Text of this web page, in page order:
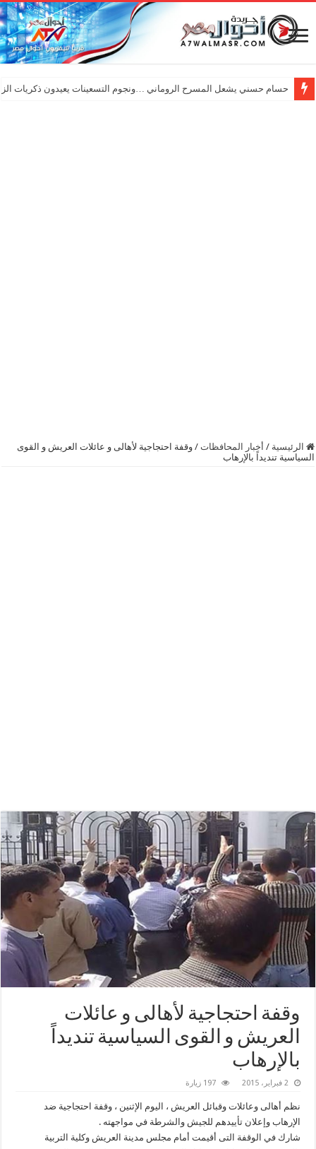
حسام حسني يشعل المسرح الروماني …ونجوم التسعينات يعيدون ذكريات
الرئيسية / أخبار المحافظات / وقفة احتجاجية لأهالى و عائلات العريش و القوى
السياسية تنديداً بالإرهاب
وقفة احتجاجية لأهالى و عائلات
العريش و القوى السياسية تنديداً
بالإرهاب
2 فبراير، 2015 197 زيارة
نظم أهالى وعائلات وقبائل العريش ، اليوم الإثنين ، وقفة احتجاجية ضد
الإرهاب وإعلان تأييدهم للجيش والشرطة في مواجهته .
شارك في الوقفة التى أقيمت أمام مجلس مدينة العريش وكلية التربية